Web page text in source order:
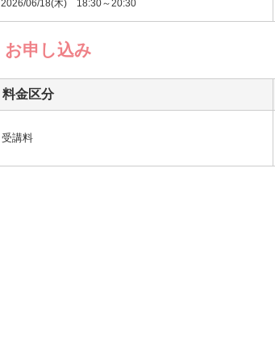
2026/06/18(木) 18:30～20:30
お申し込み
料金区分
受講料